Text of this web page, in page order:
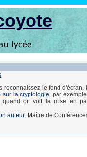
reconnaissez le fond d'écran,
sur la cryptologie, par
quand on voit la mise en
auteur, Maître de